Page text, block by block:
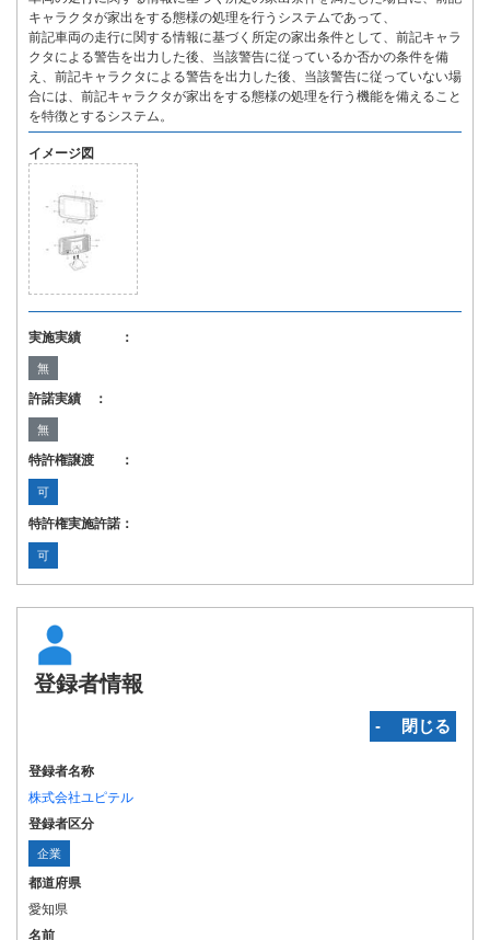
キャラクタが家出をする態様の処理を行うシステムであって、
前記車両の走行に関する情報に基づく所定の家出条件として、前記キャラ
クタによる警告を出力した後、当該警告に従っているか否かの条件を備
え、前記キャラクタによる警告を出力した後、当該警告に従っていない場
合には、前記キャラクタが家出をする態様の処理を行う機能を備えること
を特徴とするシステム。
イメージ図
実施実績 ：
無
許諾実績 ：
無
特許権譲渡 ：
可
特許権実施許諾：
可
登録者情報
‐ 閉じる
登録者名称
株式会社ユピテル
登録者区分
企業
都道府県
愛知県
名前